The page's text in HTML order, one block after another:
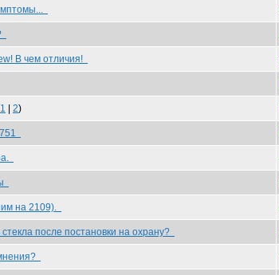
В чем отличия!
1 2)
на 2109).
после постановки на охрану?